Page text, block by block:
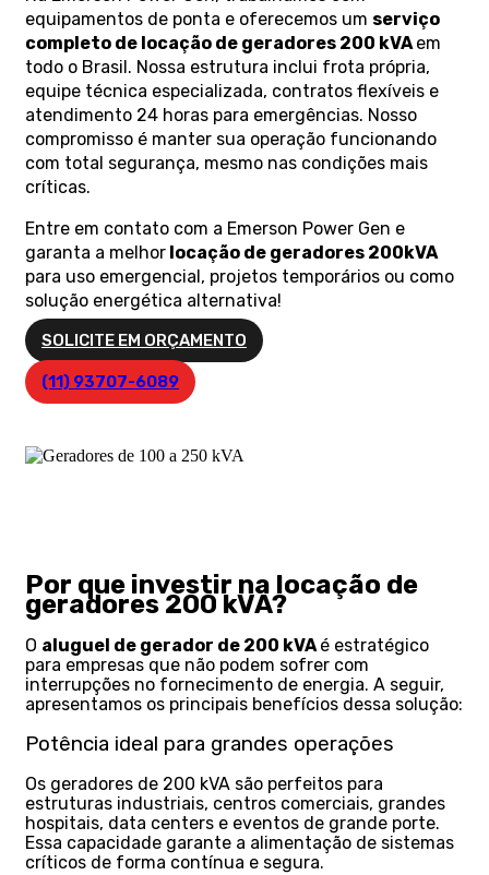
equipamentos de ponta e oferecemos um serviço
completo de locação de geradores 200 kVA em
todo o Brasil. Nossa estrutura inclui frota própria,
equipe técnica especializada, contratos flexíveis e
atendimento 24 horas para emergências. Nosso
compromisso é manter sua operação funcionando
com total segurança, mesmo nas condições mais
críticas.
Entre em contato com a Emerson Power Gen e
garanta a melhor locação de geradores 200kVA
para uso emergencial, projetos temporários ou como
solução energética alternativa!
SOLICITE EM ORÇAMENTO
(11) 93707-6089
Por que investir na locação de
geradores 200 kVA?
O aluguel de gerador de 200 kVA é estratégico
para empresas que não podem sofrer com
interrupções no fornecimento de energia. A seguir,
apresentamos os principais benefícios dessa solução:
Potência ideal para grandes operações
Os geradores de 200 kVA são perfeitos para
estruturas industriais, centros comerciais, grandes
hospitais, data centers e eventos de grande porte.
Essa capacidade garante a alimentação de sistemas
críticos de forma contínua e segura.